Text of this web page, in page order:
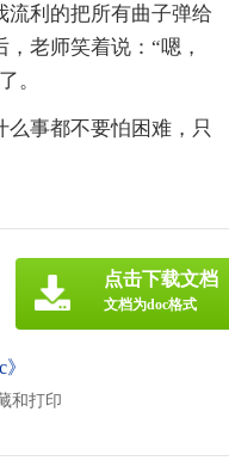
流利的把所有曲子弹给
老师笑着说：“嗯，
。
么事都不要怕困难，只
和打印
点击下载文档
文档为doc格式